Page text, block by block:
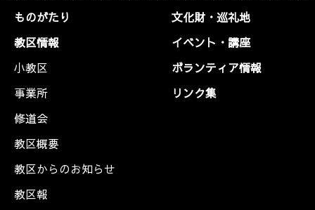
ものがたり
教区情報
小教区
事業所
修道会
教区概要
教区からのお知らせ
教区報
文化財・巡礼地
イベント・講座
ボランティア情報
リンク集